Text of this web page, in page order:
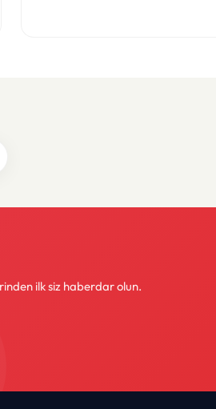
ilk siz haberdar olun.